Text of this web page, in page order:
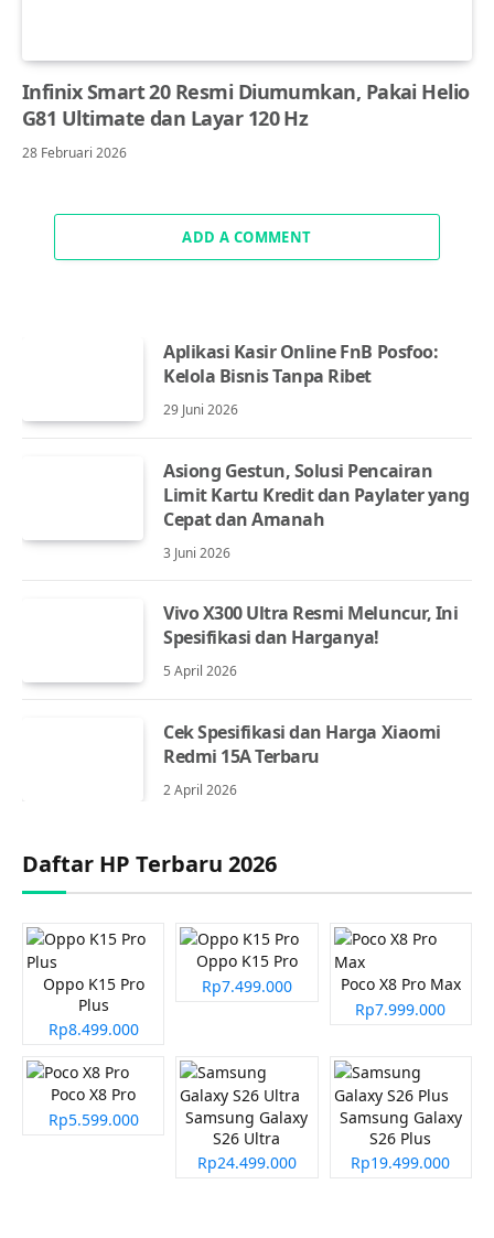
Infinix Smart 20 Resmi Diumumkan, Pakai Helio
G81 Ultimate dan Layar 120 Hz
28 Februari 2026
ADD A COMMENT
Aplikasi Kasir Online FnB Posfoo:
Kelola Bisnis Tanpa Ribet
29 Juni 2026
Asiong Gestun, Solusi Pencairan
Limit Kartu Kredit dan Paylater yang
Cepat dan Amanah
3 Juni 2026
Vivo X300 Ultra Resmi Meluncur, Ini
Spesifikasi dan Harganya!
5 April 2026
Cek Spesifikasi dan Harga Xiaomi
Redmi 15A Terbaru
2 April 2026
Daftar HP Terbaru 2026
Oppo K15 Pro
Plus
Rp8.499.000
Oppo K15 Pro
Rp7.499.000
Poco X8 Pro Max
Rp7.999.000
Poco X8 Pro
Rp5.599.000
Samsung Galaxy
S26 Ultra
Rp24.499.000
Samsung Galaxy
S26 Plus
Rp19.499.000